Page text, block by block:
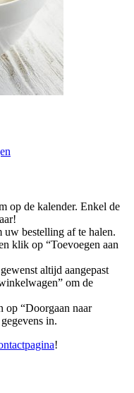
op de kalender. Enkel de
uw bestelling af te halen.
klik op “Toevoegen aan
altijd aangepast
om de
op “Doorgaan naar
in.
!